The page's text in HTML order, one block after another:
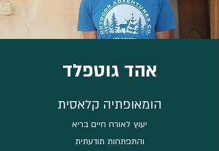
אהד גוטפלד
הומאופתיה קלאסית
יעוץ לאורח חיים בריא
והתפתחות תודעתית